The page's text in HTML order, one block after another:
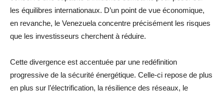
les équilibres internationaux. D’un point de vue économique,
en revanche, le Venezuela concentre précisément les risques
que les investisseurs cherchent à réduire.
Cette divergence est accentuée par une redéfinition
progressive de la sécurité énergétique. Celle-ci repose de plus
en plus sur l’électrification, la résilience des réseaux, le